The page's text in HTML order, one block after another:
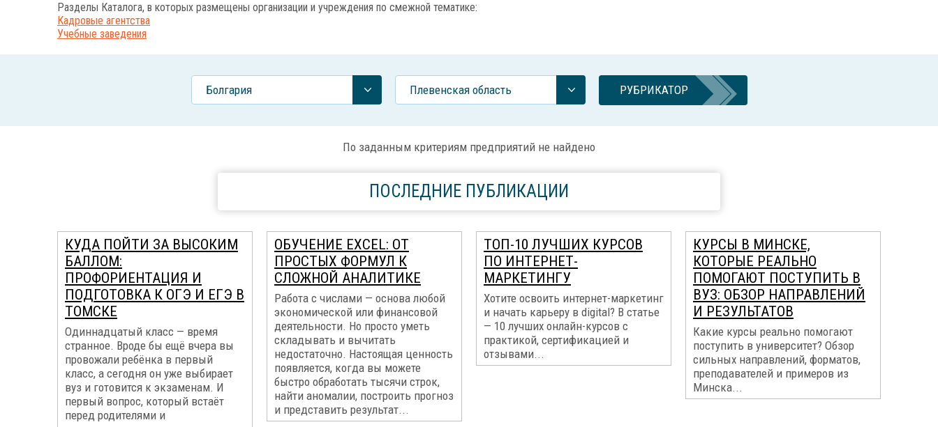
Разделы Каталога, в которых размещены организации и учреждения по смежной тематике:
Кадровые агентства
Учебные заведения
Болгария Плевенская область РУБРИКАТОР
По заданным критериям предприятий не найдено
ПОСЛЕДНИЕ ПУБЛИКАЦИИ
КУДА ПОЙТИ ЗА ВЫСОКИМ
БАЛЛОМ:
ПРОФОРИЕНТАЦИЯ И
ПОДГОТОВКА К ОГЭ И ЕГЭ В
ТОМСКЕ
Одиннадцатый класс — время
странное. Вроде бы ещё вчера вы
провожали ребёнка в первый
класс, а сегодня он уже выбирает
вуз и готовится к экзаменам. И
первый вопрос, который встаёт
перед родителями и
ОБУЧЕНИЕ EXCEL: ОТ
ПРОСТЫХ ФОРМУЛ К
СЛОЖНОЙ АНАЛИТИКЕ
Работа с числами — основа любой
экономической или финансовой
деятельности. Но просто уметь
складывать и вычитать
недостаточно. Настоящая ценность
появляется, когда вы можете
быстро обработать тысячи строк,
найти аномалии, построить прогноз
и представить результат...
ТОП-10 ЛУЧШИХ КУРСОВ
ПО ИНТЕРНЕТ-
МАРКЕТИНГУ
Хотите освоить интернет-маркетинг
и начать карьеру в digital? В статье
— 10 лучших онлайн-курсов с
практикой, сертификацией и
отзывами...
КУРСЫ В МИНСКЕ,
КОТОРЫЕ РЕАЛЬНО
ПОМОГАЮТ ПОСТУПИТЬ В
ВУЗ: ОБЗОР НАПРАВЛЕНИЙ
И РЕЗУЛЬТАТОВ
Какие курсы реально помогают
поступить в университет? Обзор
сильных направлений, форматов,
преподавателей и примеров из
Минска...